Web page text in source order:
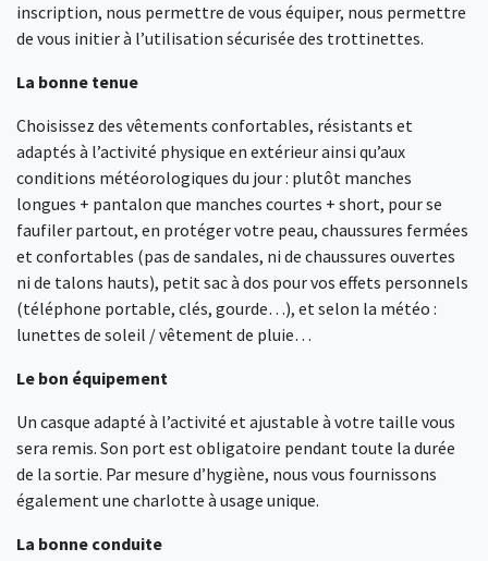
inscription, nous permettre de vous équiper, nous permettre
de vous initier à l’utilisation sécurisée des trottinettes.
La bonne tenue
Choisissez des vêtements confortables, résistants et
adaptés à l’activité physique en extérieur ainsi qu’aux
conditions météorologiques du jour : plutôt manches
longues + pantalon que manches courtes + short, pour se
faufiler partout, en protéger votre peau, chaussures fermées
et confortables (pas de sandales, ni de chaussures ouvertes
ni de talons hauts), petit sac à dos pour vos effets personnels
(téléphone portable, clés, gourde…), et selon la météo :
lunettes de soleil / vêtement de pluie…
Le bon équipement
Un casque adapté à l’activité et ajustable à votre taille vous
sera remis. Son port est obligatoire pendant toute la durée
de la sortie. Par mesure d’hygiène, nous vous fournissons
également une charlotte à usage unique.
La bonne conduite